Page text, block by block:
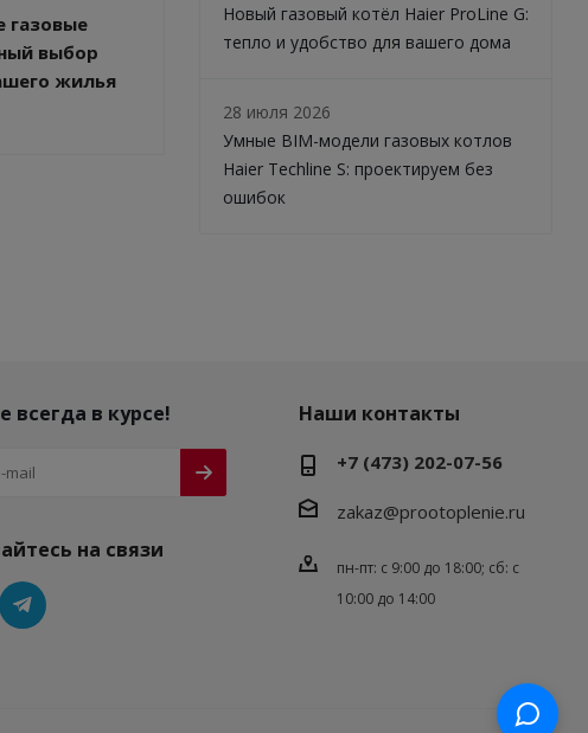
газовые
выбор
жилья
Новый газовый котёл Haier ProLine G:
тепло и удобство для вашего дома
28 июля 2026
Умные BIM-модели газовых котлов
Haier Techline S: проектируем без
ошибок
всегда в курсе!
на связи
Наши контакты
+7 (473) 202-07-56
zakaz@prootoplenie.ru
пн-пт: c 9:00 до 18:00; сб: с
10:00 до 14:00